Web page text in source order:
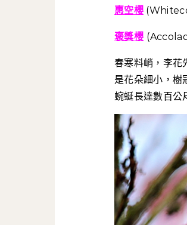
惠空櫻
褒獎櫻
春寒料峭，李花
是花朵細小，樹
蜿蜒長達數百公